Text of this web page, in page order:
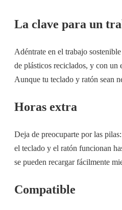
La clave para un
Adéntrate en el trabajo
de plásticos reciclados, y con un
Aunque tu teclado y ratón sean
Horas extra
Deja de preocuparte por las
el teclado y el ratón funcionan
se pueden recargar fácilmente
Compatible